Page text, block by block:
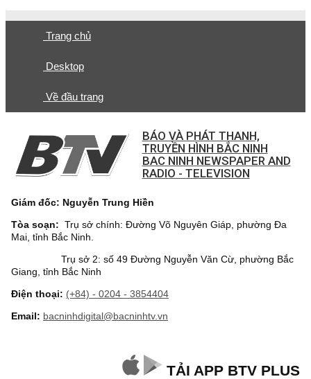
Trang chủ
Desktop
Về đầu trang
BÁO VÀ PHÁT THANH,
TRUYỀN HÌNH BẮC NINH
BAC NINH NEWSPAPER AND
RADIO - TELEVISION
Giám đốc: Nguyễn Trung Hiền
Tòa soạn: Trụ sở chính: Đường Võ Nguyên Giáp, phường Đa
Mai, tỉnh Bắc Ninh.
Trụ sở 2: số 49 Đường Nguyễn Văn Cừ, phường Bắc
Giang, tỉnh Bắc Ninh
Điện thoại: (+84) - 0204 - 3854404
Email: bacninhdigital@bacninhtv.vn
TẢI APP BTV PLUS